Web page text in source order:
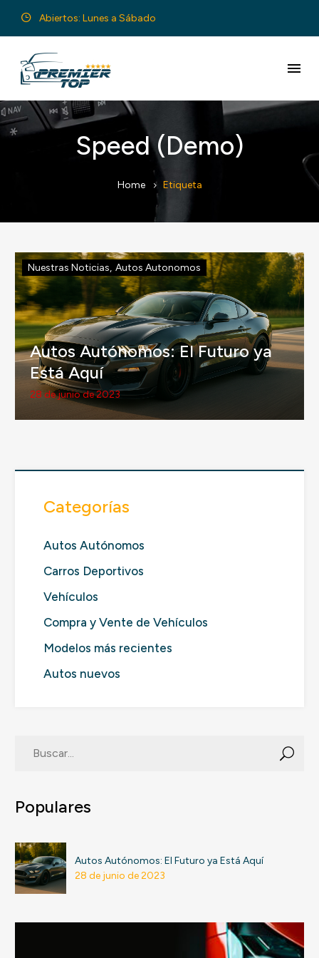
Abiertos: Lunes a Sábado
Speed (Demo)
Home Etiqueta
Nuestras Noticias, Autos Autonomos
Autos Autónomos: El Futuro ya
Está Aquí
28 de junio de 2023
Categorías
Autos Autónomos
Carros Deportivos
Vehículos
Compra y Vente de Vehículos
Modelos más recientes
Autos nuevos
Populares
Autos Autónomos: El Futuro ya Está Aquí
28 de junio de 2023